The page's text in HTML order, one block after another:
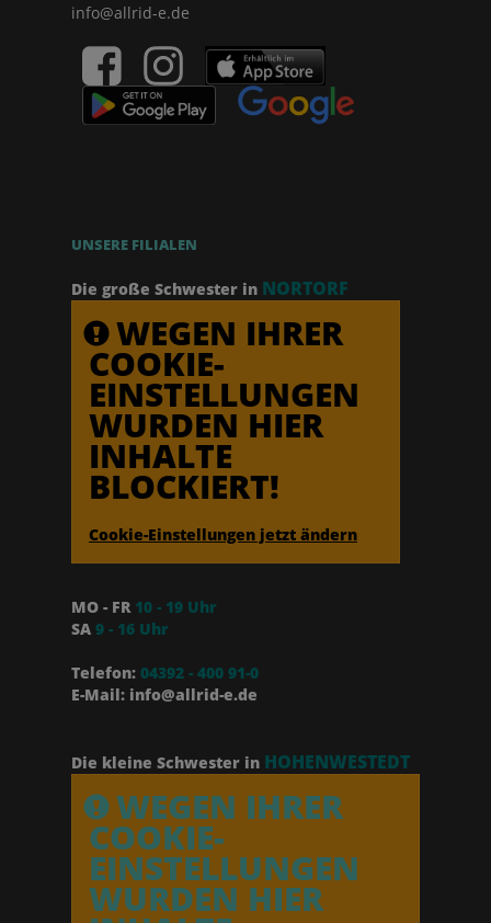
info@allrid-e.de
UNSERE FILIALEN
Die große Schwester in NORTORF
WEGEN IHRER
COOKIE-
EINSTELLUNGEN
WURDEN HIER
INHALTE
BLOCKIERT!
Cookie-Einstellungen jetzt ändern
MO - FR 10 - 19 Uhr
SA 9 - 16 Uhr
Telefon: 04392 - 400 91-0
E-Mail: info@allrid-e.de
Die kleine Schwester in HOHENWESTEDT
WEGEN IHRER
COOKIE-
EINSTELLUNGEN
WURDEN HIER